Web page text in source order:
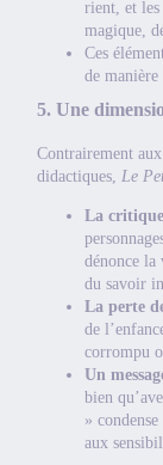
rient, et les
magique,
Ces
de manière
5. Une
Contrairement
didactiques, Le
La
dénonce la
du savoir
La perte
de
corrompu
Un
bien
»
aux